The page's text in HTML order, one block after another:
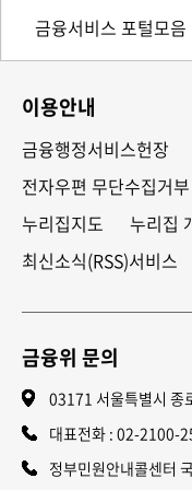
이용안내
금융행정서비스헌장
전자우편 무단수집거부
누리집지도
누리집
최신소식(RSS)서비스
금융위 문의
03171 서울특별시 종
대표전화 : 02-2100-
정부민원안내콜센터